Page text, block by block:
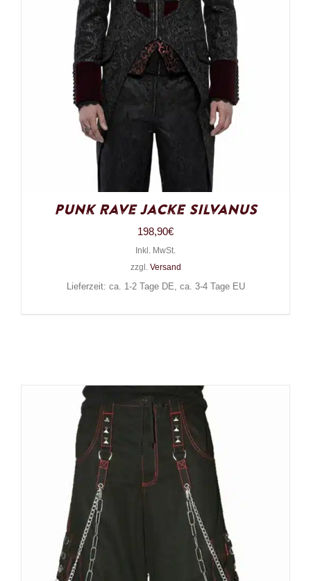
Punk Rave Jacke Silvanus
198,90€
Inkl. MwSt.
zzgl. Versand
Lieferzeit: ca. 1-2 Tage DE, ca. 3-4 Tage EU